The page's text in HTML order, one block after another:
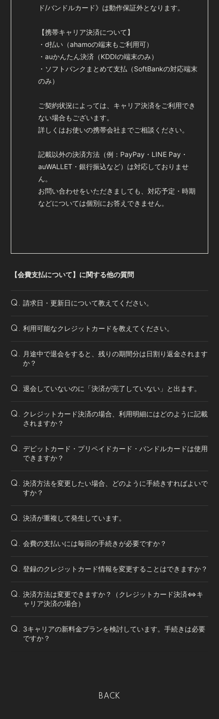
ド/バンドルカード》は動作保証外となります。
【携帯キャリア決済について】
・d払い（ahamoの端末もご利用可）
・auかんたん決済（KDDIの端末のみ）
・ソフトバンクまとめて支払（SoftBankの対応端末
のみ）
ご契約状況によっては、キャリア決済をご利用でき
ない場合もございます。
詳しくはお使いの携帯会社までご相談ください。
記載以外の決済方法（例：PayPay・LINE Pay・
auWALLET・銀行振込など）は対応しておりませ
ん。
お問い合わせをいただきましても、対応予定・時期
などについては個別にお答えできません。
【会費支払について】に関する他の質問
Q. 請求日・更新日について教えてください。
Q. 利用可能なクレジットカードを教えてください。
Q. 月途中で退会をすると、残りの期間分は日割り返金されます
か？
Q. 退会していないのに「決済が完了していない」と出ます。
Q. クレジットカード決済の場合、利用明細にはどのように記載
されますか？
Q. デビットカード・プリペイドカード・バンドルカードは使用
できますか？
Q. 決済方法を変更したい場合、どのように手続きすればよいで
すか？
Q. 決済が重複して発生しています。
Q. 会費の支払いには毎回の手続きが必要ですか？
Q. 登録のクレジットカード情報を変更することはできますか？
Q. 決済方法は変更できますか？（クレジットカード決済⇔キ
ャリア決済の場合）
Q. 3キャリアの新料金プランを検討しています。手続きは必要
ですか？
BACK